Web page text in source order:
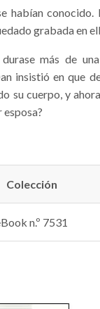
habían conocido.
grabada en
más de
insistió en que
su cuerpo, y
Colección
n.º 7531